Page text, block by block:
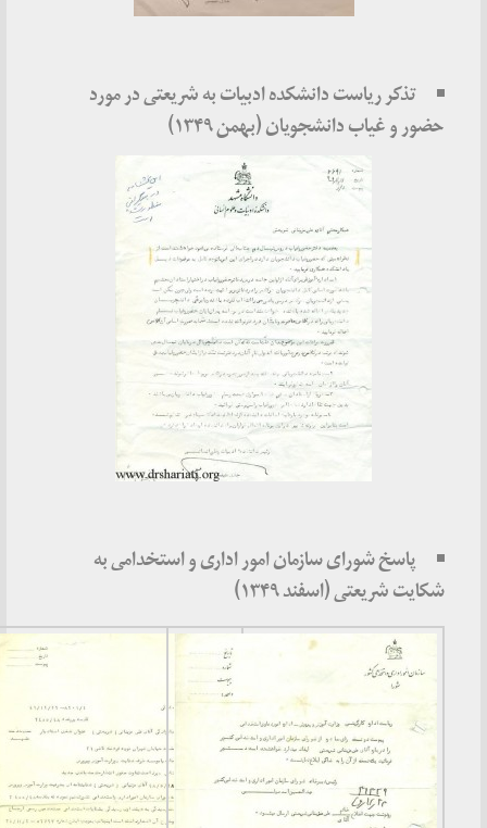
تذکر ریاست دانشکده ادبیات به شریعتی در مورد
حضور و غیاب دانشجویان (بهمن‌ ۱۳۴۹)
پاسخ شورای سازمان امور اداری و استخدامی به
شکایت شریعتی (اسفند ۱۳۴۹)